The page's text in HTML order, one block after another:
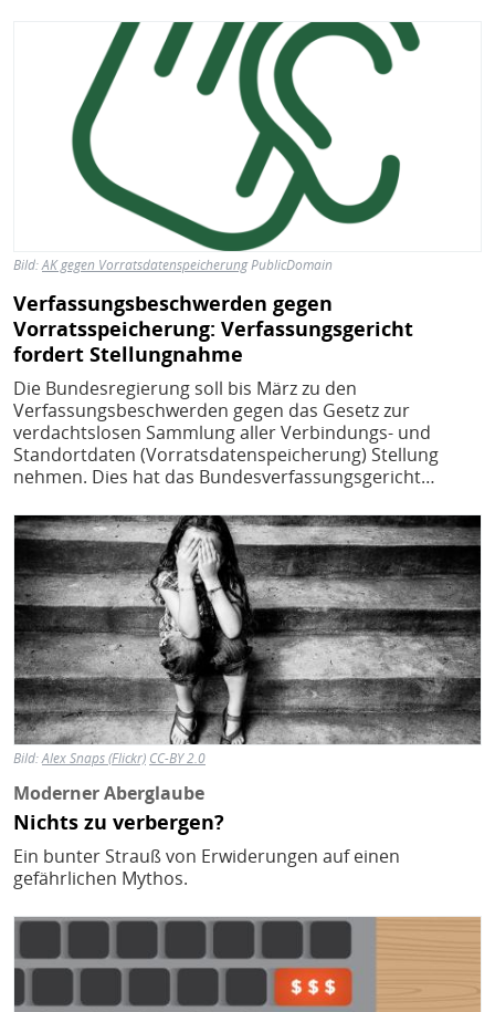
Bild:AK gegen VorratsdatenspeicherungPublicDomain
Verfassungsbeschwerden gegen
Vorratsspeicherung: Verfassungsgericht
fordert Stellungnahme
Die Bundesregierung soll bis März zu den
Verfassungsbeschwerden gegen das Gesetz zur
verdachtslosen Sammlung aller Verbindungs- und
Standortdaten (Vorratsdatenspeicherung) Stellung
nehmen. Dies hat das Bundesverfassungsgericht…
Bild
Bild:Alex Snaps (Flickr) CC-BY 2.0
Moderner Aberglaube
Nichts zu verbergen?
Ein bunter Strauß von Erwiderungen auf einen
gefährlichen Mythos.
Bild